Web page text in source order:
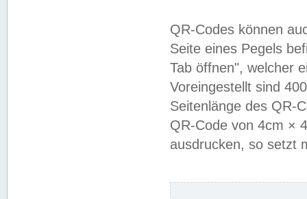
QR-Codes können
Seite eines Pegels
Tab öffnen", welcher
Voreingestellt sind
Seitenlänge des QR-
QR-Code von 4cm ×
ausdrucken, so setzt